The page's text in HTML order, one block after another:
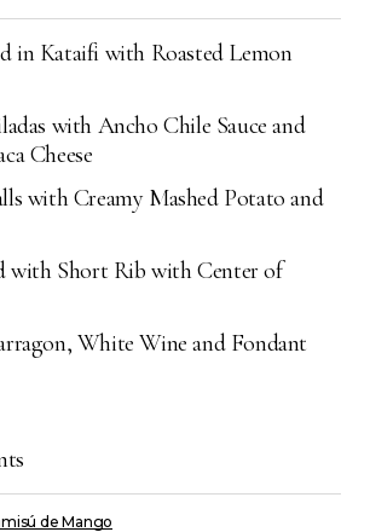
in Kataifi with Roasted Lemon
with Ancho Chile Sauce and
Cheese
with Creamy Mashed Potato and
with Short Rib with Center of
White Wine and Fondant
de Mango